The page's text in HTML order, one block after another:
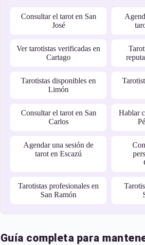
Consultar el tarot en San
José
Ver tarotistas verificadas en
Cartago
Tarotistas disponibles en
Limón
Consultar el tarot en San
Carlos
Hablar
Agendar una sesión de
tarot en Escazú
Tarotistas profesionales en
San Ramón
Guía completa para